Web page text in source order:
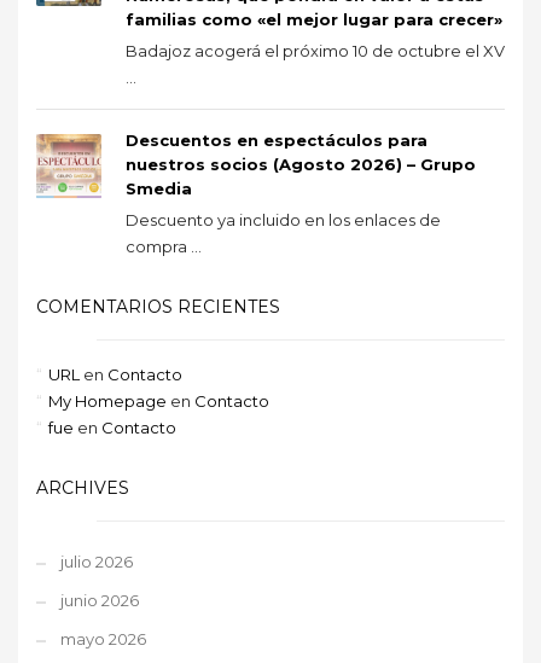
familias como «el mejor lugar para crecer»
Badajoz acogerá el próximo 10 de octubre el XV
Descuentos en espectáculos para
nuestros socios (Agosto 2026) – Grupo
Smedia
Descuento ya incluido en los enlaces de
compra ...
COMENTARIOS RECIENTES
URL en Contacto
My Homepage en Contacto
fue en Contacto
ARCHIVES
julio 2026
junio 2026
mayo 2026